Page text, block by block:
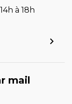
à 18h
mail